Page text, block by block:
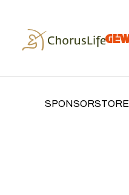
SPONSORSTORE